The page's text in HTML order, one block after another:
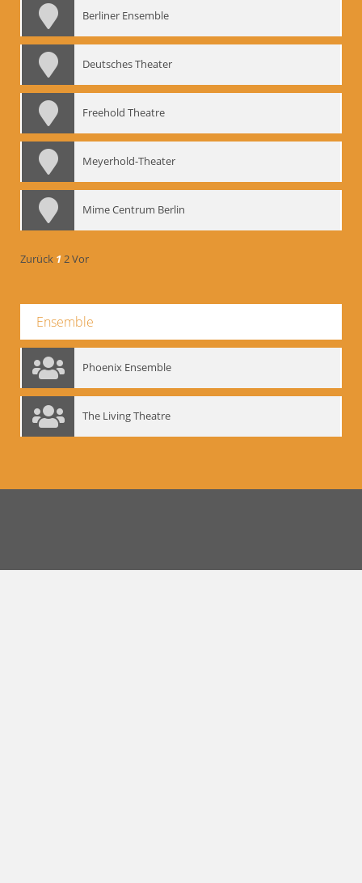
Berliner Ensemble
Deutsches Theater
Freehold Theatre
Meyerhold-Theater
Mime Centrum Berlin
Zurück 12Vor
Ensemble
Phoenix Ensemble
The Living Theatre